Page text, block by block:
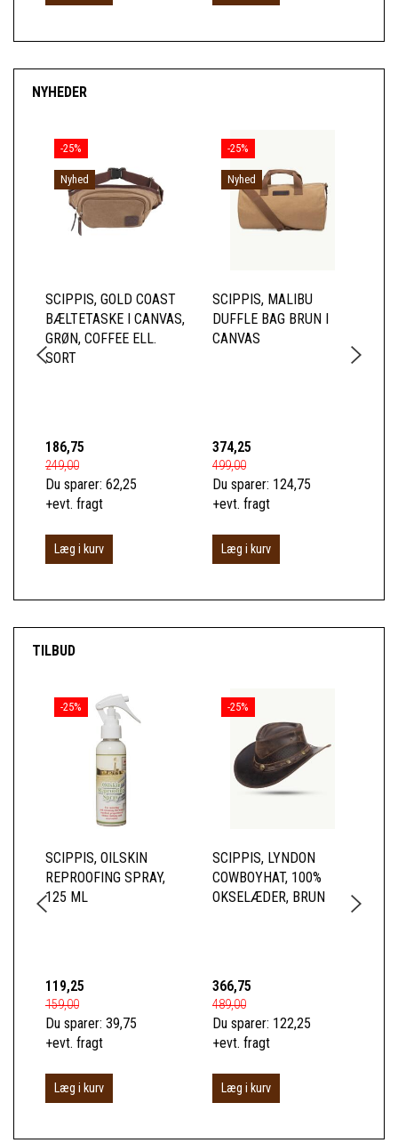
NYHEDER
-25%
Nyhed
SCIPPIS, GOLD COAST
BÆLTETASKE I CANVAS,
GRØN, COFFEE ELL.
SORT
186,75
249,00
Du sparer: 62,25
+evt. fragt
Læg i kurv
-25%
Nyhed
SCIPPIS, MALIBU
DUFFLE BAG BRUN I
CANVAS
374,25
499,00
Du sparer: 124,75
+evt. fragt
Læg i kurv
TILBUD
-25%
SCIPPIS, OILSKIN
REPROOFING SPRAY,
125 ML
119,25
159,00
Du sparer: 39,75
+evt. fragt
Læg i kurv
-25%
SCIPPIS, LYNDON
COWBOYHAT, 100%
OKSELÆDER, BRUN
366,75
489,00
Du sparer: 122,25
+evt. fragt
Læg i kurv